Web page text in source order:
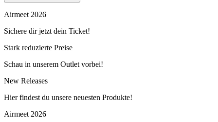
Airmeet 2026
Sichere dir jetzt dein Ticket!
Stark reduzierte Preise
Schau in unserem Outlet vorbei!
New Releases
Hier findest du unsere neuesten Produkte!
Airmeet 2026